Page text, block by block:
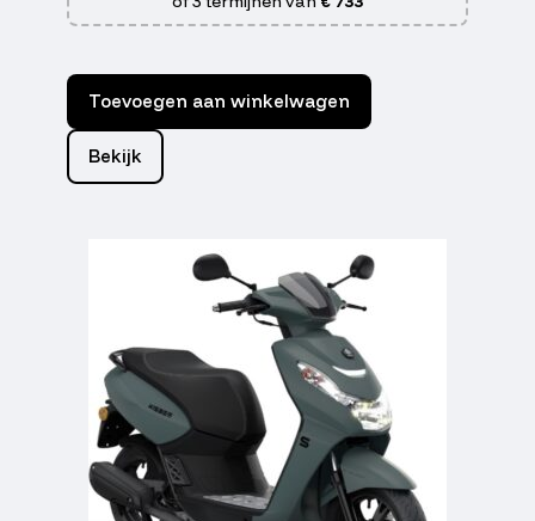
Toevoegen aan winkelwagen
Bekijk